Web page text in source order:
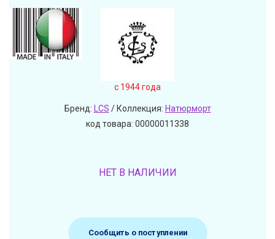
c 1944 года
Бренд: LCS / Коллекция: Натюрморт
код товара: 00000011338
НЕТ В НАЛИЧИИ
Сообщить о поступлении